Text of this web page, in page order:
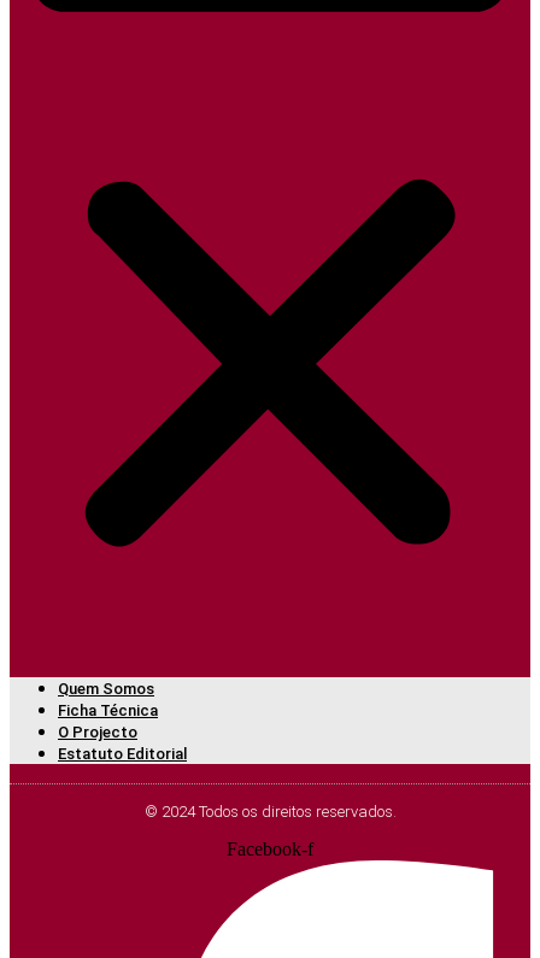
Quem Somos
Ficha Técnica
O Projecto
Estatuto Editorial
© 2024 Todos os direitos reservados.
Facebook-f